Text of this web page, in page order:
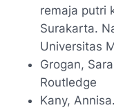
remaja putri
Surakarta.
Universitas
Grogan,
Routledge
Kany,